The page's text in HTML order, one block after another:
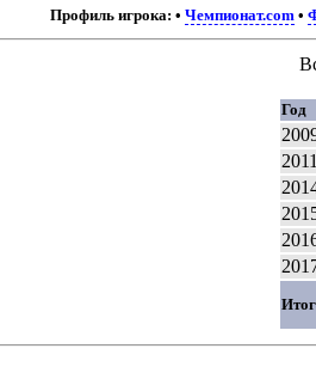
Профиль игрока: •Чемпионат.com •
Год